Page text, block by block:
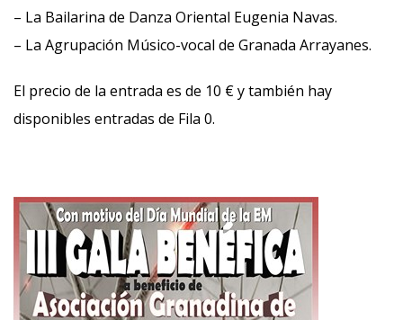
– La Bailarina de Danza Oriental Eugenia Navas.
– La Agrupación Músico-vocal de Granada Arrayanes.
El precio de la entrada es de 10 € y también hay
disponibles entradas de Fila 0.